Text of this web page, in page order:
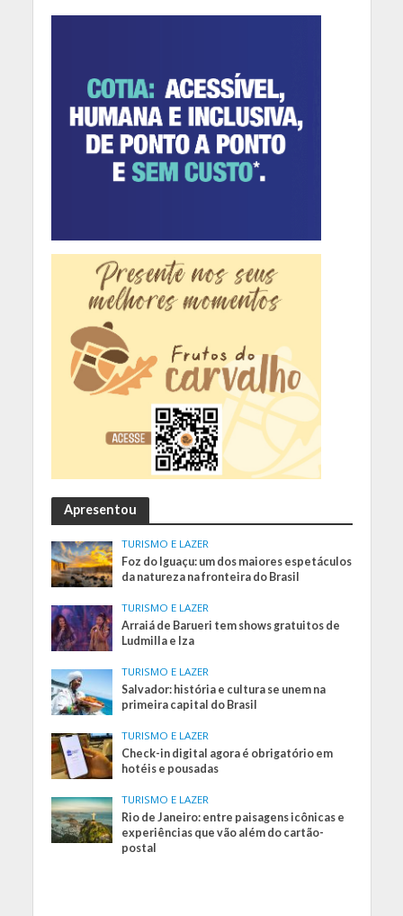
Apresentou
TURISMO E LAZER
Foz do Iguaçu: um dos maiores espetáculos
da natureza na fronteira do Brasil
TURISMO E LAZER
Arraiá de Barueri tem shows gratuitos de
Ludmilla e Iza
TURISMO E LAZER
Salvador: história e cultura se unem na
primeira capital do Brasil
TURISMO E LAZER
Check-in digital agora é obrigatório em
hotéis e pousadas
TURISMO E LAZER
Rio de Janeiro: entre paisagens icônicas e
experiências que vão além do cartão-
postal